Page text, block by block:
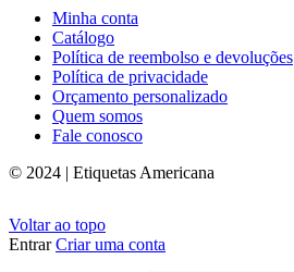
Minha conta
Catálogo
Política de reembolso e devoluções
Política de privacidade
Orçamento personalizado
Quem somos
Fale conosco
© 2024 | Etiquetas Americana
Voltar ao topo
Entrar Criar uma conta